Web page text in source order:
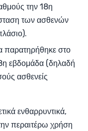
την 18η
των ασθενών
παρατηρήθηκε στο
εβδομάδα (δηλαδή
ασθενείς
ενθαρρυντικά,
περαιτέρω χρήση